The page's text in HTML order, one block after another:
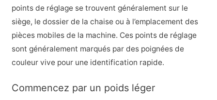
points de réglage se trouvent généralement sur le
siège, le dossier de la chaise ou à l’emplacement des
pièces mobiles de la machine. Ces points de réglage
sont généralement marqués par des poignées de
couleur vive pour une identification rapide.
Commencez par un poids léger